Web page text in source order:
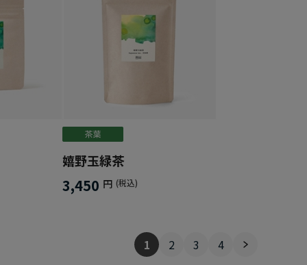
嬉野玉緑茶
3,450 円 (税込)
1 2 3 4